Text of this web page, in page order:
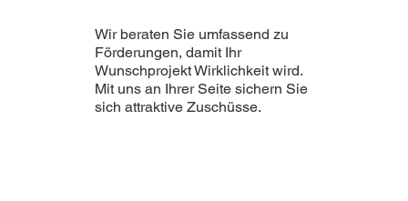
Wir beraten Sie umfassend zu
Förderungen, damit Ihr
Wunschprojekt Wirklichkeit wird.
Mit uns an Ihrer Seite sichern Sie
sich attraktive Zuschüsse.